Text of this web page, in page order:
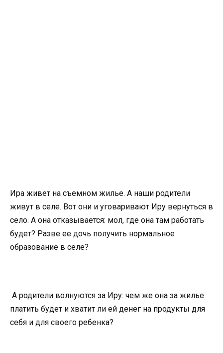
Ира живет на съемном жилье. А наши родители
живут в селе. Вот они и уговаривают Иру вернуться в
село. А она отказывается: мол, где она там работать
будет? Разве ее дочь получить нормальное
образование в селе?
А родители волнуются за Иру: чем же она за жилье
платить будет и хватит ли ей денег на продукты для
себя и для своего ребенка?